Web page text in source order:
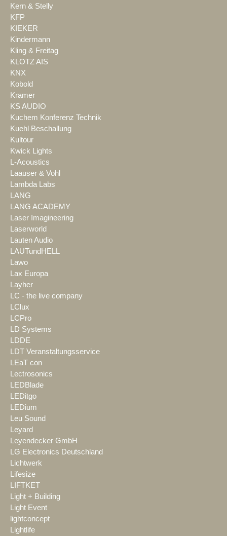
Kern & Stelly
KFP
KIEKER
Kindermann
Kling & Freitag
KLOTZ AIS
KNX
Kobold
Kramer
KS AUDIO
Kuchem Konferenz Technik
Kuehl Beschallung
Kultour
Kwick Lights
L-Acoustics
Laauser & Vohl
Lambda Labs
LANG
LANG ACADEMY
Laser Imagineering
Laserworld
Lauten Audio
LAUTundHELL
Lawo
Lax Europa
Layher
LC - the live company
LClux
LCPro
LD Systems
LDDE
LDT Veranstaltungsservice
LEaT con
Lectrosonics
LEDBlade
LEDitgo
LEDium
Leu Sound
Leyard
Leyendecker GmbH
LG Electronics Deutschland
Lichtwerk
Lifesize
LIFTKET
Light + Building
Light Event
lightconcept
Lightlife